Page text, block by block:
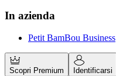
In azienda
Petit BamBou Business
Scopri Premium Identificarsi